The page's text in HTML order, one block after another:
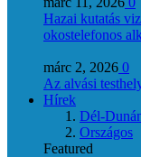
Hazai kutatás
okostelefonos
márc 2, 2026 0
Az alvási
Hírek
Dél-
Országos
Featured